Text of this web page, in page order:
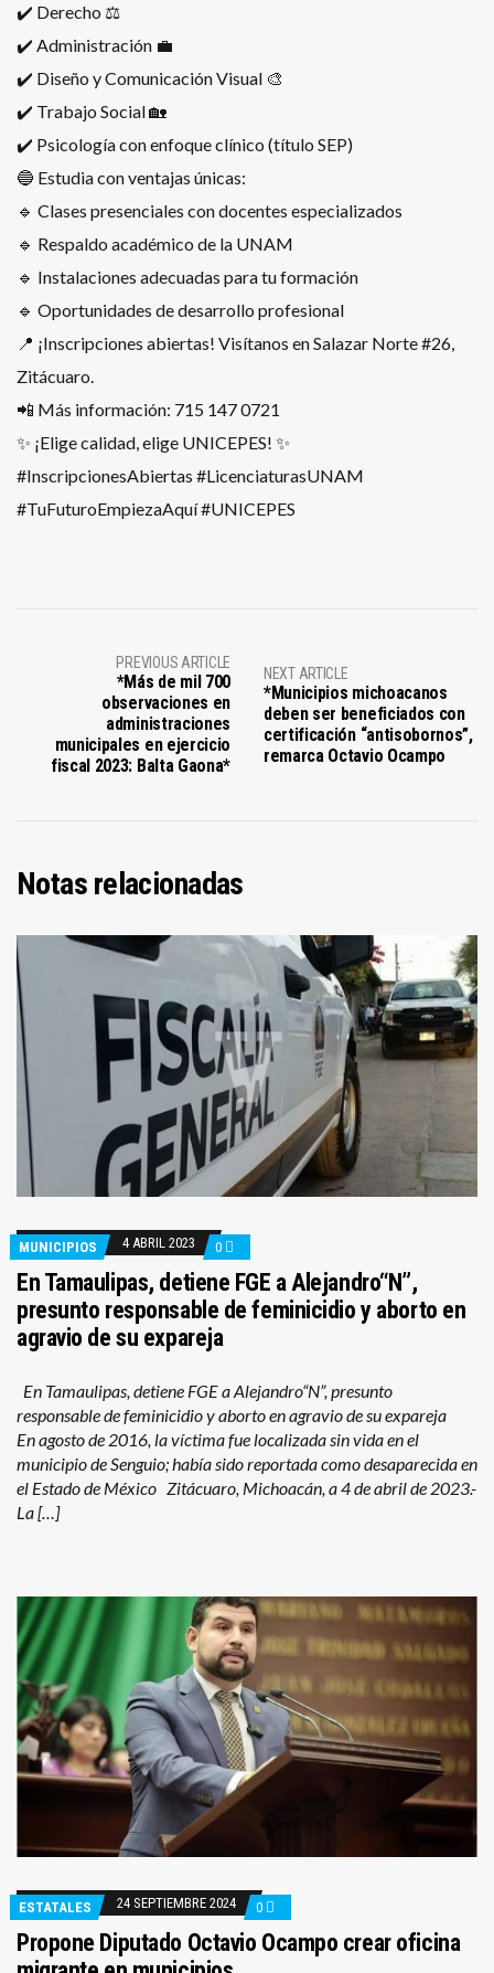
✔️ Derecho ⚖️
✔️ Administración 💼
✔️ Diseño y Comunicación Visual 🎨
✔️ Trabajo Social 🏡
✔️ Psicología con enfoque clínico (título SEP)
🔵 Estudia con ventajas únicas:
🔹 Clases presenciales con docentes especializados
🔹 Respaldo académico de la UNAM
🔹 Instalaciones adecuadas para tu formación
🔹 Oportunidades de desarrollo profesional
📍 ¡Inscripciones abiertas! Visítanos en Salazar Norte #26,
Zitácuaro.
📲 Más información: 715 147 0721
✨ ¡Elige calidad, elige UNICEPES! ✨
#InscripcionesAbiertas #LicenciaturasUNAM
#TuFuturoEmpiezaAquí #UNICEPES
PREVIOUS ARTICLE
*Más de mil 700
observaciones en
administraciones
municipales en ejercicio
fiscal 2023: Balta Gaona*
NEXT ARTICLE
*Municipios michoacanos
deben ser beneficiados con
certificación “antisobornos”,
remarca Octavio Ocampo
Notas relacionadas
MUNICIPIOS 4 ABRIL 2023 0
En Tamaulipas, detiene FGE a Alejandro“N”,
presunto responsable de feminicidio y aborto en
agravio de su expareja
En Tamaulipas, detiene FGE a Alejandro“N”, presunto
responsable de feminicidio y aborto en agravio de su expareja
En agosto de 2016, la víctima fue localizada sin vida en el
municipio de Senguio; había sido reportada como desaparecida en
el Estado de México Zitácuaro, Michoacán, a 4 de abril de 2023.-
La […]
ESTATALES 24 SEPTIEMBRE 2024 0
Propone Diputado Octavio Ocampo crear oficina